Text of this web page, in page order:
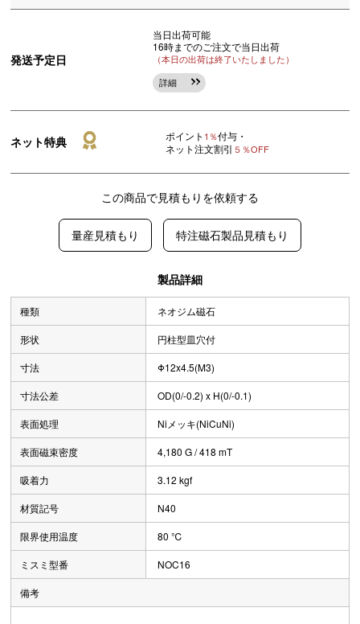
発送予定日
当日出荷可能
16時までのご注文で当日出荷
（本日の出荷は終了いたしました）
詳細
ネット特典 ポイント 1％付与・
ネット注文割引 ５％OFF
この商品で見積もりを依頼する
量産見積もり 特注磁石製品見積もり
製品詳細
種類 ネオジム磁石
形状 円柱型皿穴付
寸法 Φ12x4.5(M3)
寸法公差 OD(0/-0.2) x H(0/-0.1)
表面処理 Niメッキ(NiCuNi)
表面磁束密度 4,180 G / 418 mT
吸着力 3.12 kgf
材質記号 N40
限界使用温度 80 ℃
ミスミ型番 NOC16
備考